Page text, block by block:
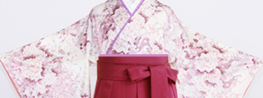
ン
タ
ル：
HAKAMA93